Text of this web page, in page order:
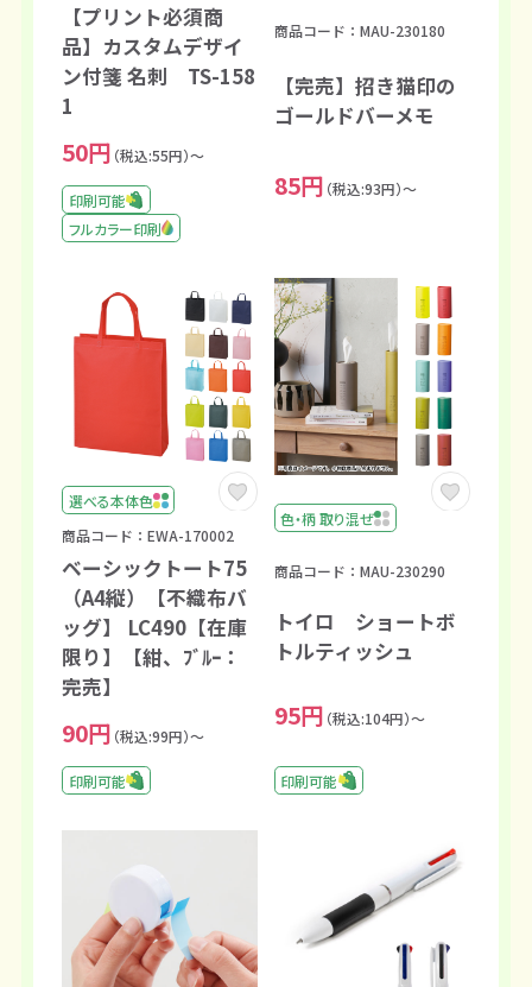
【プリント必須商
品】カスタムデザイ
ン付箋 名刺 TS-158
1
50円 （税込:55円）～
印刷可能
フルカラー印刷
商品コード：MAU-230180
【完売】招き猫印の
ゴールドバーメモ
85円 （税込:93円）～
選べる本体色
商品コード：EWA-170002
ベーシックトート75
（A4縦）【不織布バ
ッグ】 LC490【在庫
限り】【紺、ﾌﾞﾙｰ：
完売】
90円 （税込:99円）～
印刷可能
色・柄 取り混ぜ
商品コード：MAU-230290
トイロ ショートボ
トルティッシュ
95円 （税込:104円）～
印刷可能